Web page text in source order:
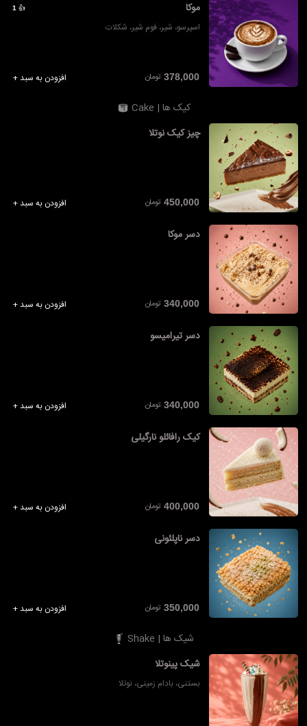
👍
1 موکا
اسپرسو، شیر، فوم شیر، شکلات
افزودن به سبد + 378,000 تومان
کیک ها | Cake
چیز کیک نوتلا
افزودن به سبد + 450,000 تومان
دسر موکا
افزودن به سبد + 340,000 تومان
دسر تیرامیسو
افزودن به سبد + 340,000 تومان
کیک رافائلو نارگیلی
افزودن به سبد + 400,000 تومان
دسر ناپلئونی
افزودن به سبد + 350,000 تومان
شیک ها | Shake
شیک پینوتلا
بستنی، بادام زمینی، نوتلا